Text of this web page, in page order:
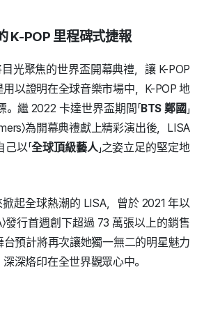
K-POP 里程碑式捷報
光聚焦的世界盃開幕典禮，讓 K-POP
以證明在全球音樂市場中，K-POP 地
繼 2022 卡達世界盃期間「BTS 鄭國 」
〉為開幕典禮獻上精彩演出後，LISA
以「全球頂級藝人」之姿立足的堅定地
起全球熱潮的 LISA，曾於 2021 年以
發行首週創下超過 73 萬張以上的銷售
預計將再次讓她獨一無二的明星魅力
深烙印在全世界觀眾心中。